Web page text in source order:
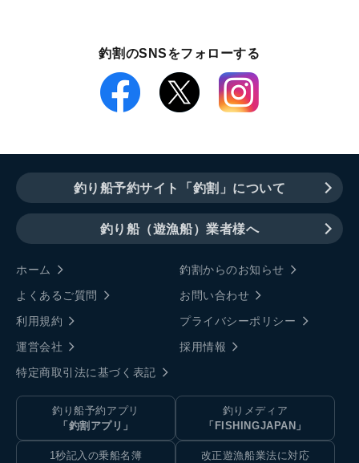
釣割のSNSをフォローする
釣り船予約サイト「釣割」について
釣り船（遊漁船）業者様へ
ホーム
釣割からのお知らせ
よくあるご質問
お問い合わせ
利用規約
プライバシーポリシー
運営会社
採用情報
特定商取引法に基づく表記
釣り船予約アプリ
「釣割アプリ」
釣りメディア
「FISHINGJAPAN」
1秒記入の乗船名簿
改正遊漁船業法に対応